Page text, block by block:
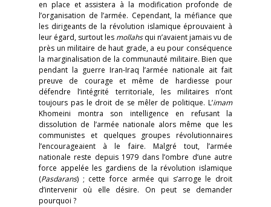
en place et assistera à la modification profonde de
l’organisation de l’armée. Cependant, la méfiance que
les dirigeants de la révolution islamique éprouvaient à
leur égard, surtout les mollahsqui n’avaient jamais vu de
près un militaire de haut grade, a eu pour conséquence
la marginalisation de la communauté militaire. Bien que
pendant la guerre Iran-Iraq l’armée nationale ait fait
preuve de courage et même de hardiesse pour
défendre l’intégrité territoriale, les militaires n’ont
toujours pas le droit de se mêler de politique. L’imam
Khomeini montra son intelligence en refusant la
dissolution de l’armée nationale alors même que les
communistes et quelques groupes révolutionnaires
l’encourageaient à le faire. Malgré tout, l’armée
nationale reste depuis 1979 dans l’ombre d’une autre
force appelée les gardiens de la révolution islamique
(Pasdarans) ; cette force armée qui s’arroge le droit
d’intervenir où elle désire. On peut se demander
pourquoi ?